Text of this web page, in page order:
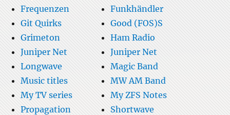
Frequenzen
Funkhändler
Git Quirks
Good (FOS)S
Grimeton
Ham Radio
Juniper Net
Juniper Net
Longwave
Magic Band
Music titles
MW AM Band
My TV series
My ZFS Notes
Propagation
Shortwave